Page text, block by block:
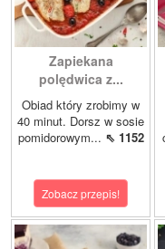
Zapiekana
polędwica z...
Obiad który zrobimy w
40 minut. Dorsz w sosie
pomidorowym... ⇖ 1152
Zobacz przepis!